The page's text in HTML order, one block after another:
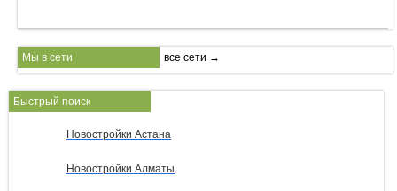
Мы в сети все сети →
Быстрый поиск
Новостройки Астана
Новостройки Алматы